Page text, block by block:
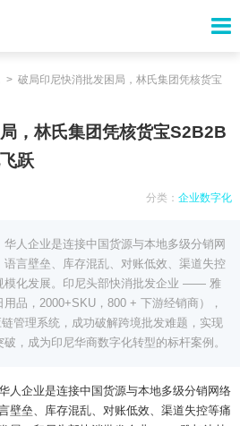
破局印尼快消批发困局，林氏集团凭核货宝
，林氏集团凭核货宝S2B2B
跃
分类：企业数字化
人企业是连接中国货源与本地多级分销网
言壁垒、库存混乱、对账低效、渠道失控
模化发展。印尼头部快消批发企业 —— 雅
品，2000+SKU，800 + 下游经销商），
管理系统，成功破解跨境批发难题，实现
，成为印尼华商数字化转型的标杆案例。
人企业是连接中国货源与本地多级分销网络
壁垒、库存混乱、对账低效、渠道失控等痛